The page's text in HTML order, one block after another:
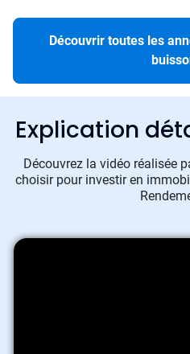
Découvrir toutes les
Explication
Découvrez la vidéo réalisée
choisir pour investir en